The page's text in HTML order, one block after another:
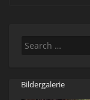
Search
Bildergalerie